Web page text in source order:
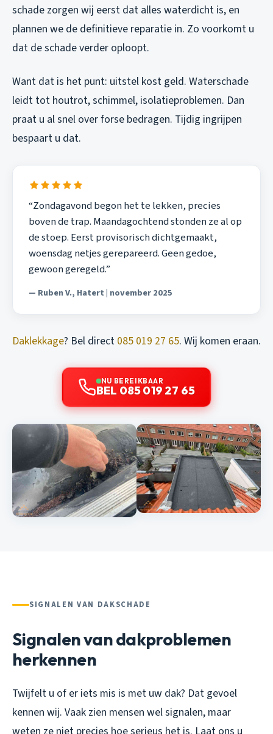
schade zorgen wij eerst dat alles waterdicht is, en
plannen we de definitieve reparatie in. Zo voorkomt u
dat de schade verder oploopt.
Want dat is het punt: uitstel kost geld. Waterschade
leidt tot houtrot, schimmel, isolatieproblemen. Dan
praat u al snel over forse bedragen. Tijdig ingrijpen
bespaart u dat.
“Zondagavond begon het te lekken, precies
boven de trap. Maandagochtend stonden ze al op
de stoep. Eerst provisorisch dichtgemaakt,
woensdag netjes gerepareerd. Geen gedoe,
gewoon geregeld.”
— Ruben V., Hatert | november 2025
Daklekkage? Bel direct 085 019 27 65. Wij komen eraan.
NU BEREIKBAAR
BEL 085 019 27 65
SIGNALEN VAN DAKSCHADE
Signalen van dakproblemen
herkennen
Twijfelt u of er iets mis is met uw dak? Dat gevoel
kennen wij. Vaak zien mensen wel signalen, maar